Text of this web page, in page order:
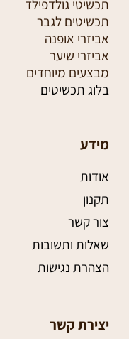
תכשיטי גולדפילד
תכשיטים לגבר
אביזרי אופנה
אביזרי שיער
מבצעים מיוחדים
בלוג תכשיטים
מידע
אודות
תקנון
צור קשר
שאלות ותשובות
הצהרת נגישות
יצירת קשר